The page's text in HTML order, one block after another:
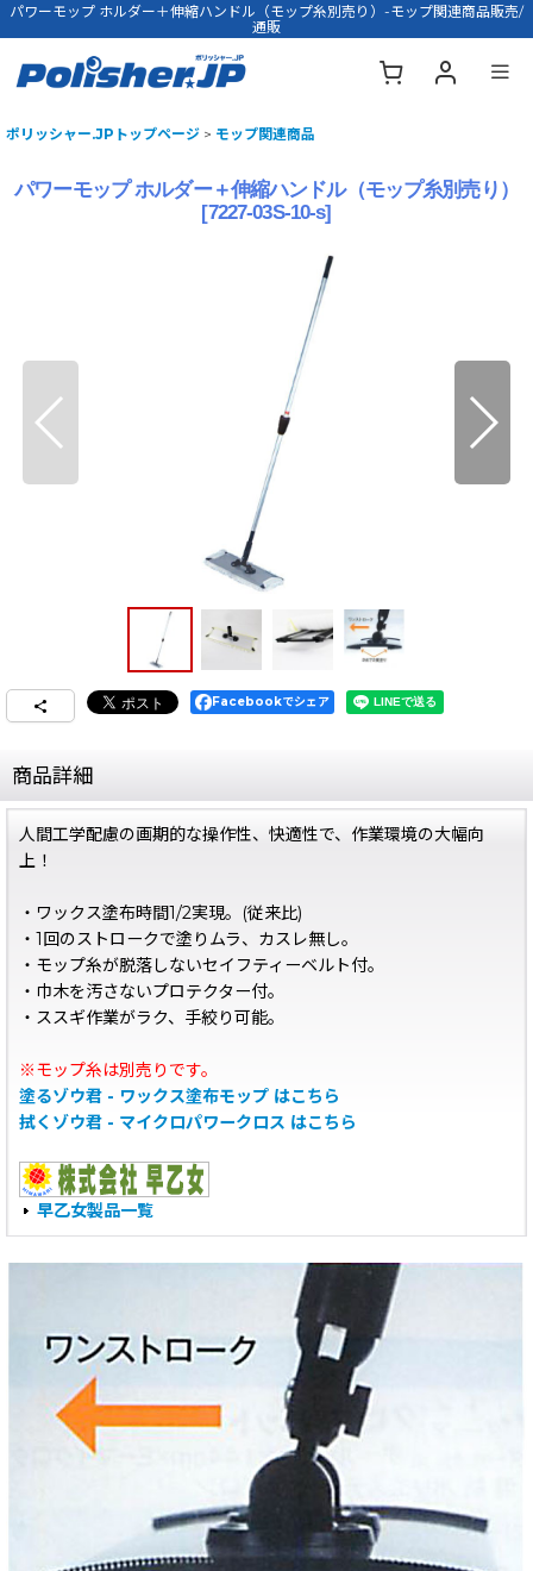
パワーモップ ホルダー＋伸縮ハンドル（モップ糸別売り）-モップ関連商品販売/
通販
ポリッシャー.JPトップページ > モップ関連商品
パワーモップ ホルダー＋伸縮ハンドル（モップ糸別売り）
[7227-03S-10-s]
Facebookでシェア
商品詳細
人間工学配慮の画期的な操作性、快適性で、作業環境の大幅向
上！
・ワックス塗布時間1/2実現。(従来比)
・1回のストロークで塗りムラ、カスレ無し。
・モップ糸が脱落しないセイフティーベルト付。
・巾木を汚さないプロテクター付。
・ススギ作業がラク、手絞り可能。
※モップ糸は別売りです。
塗るゾウ君 - ワックス塗布モップ はこちら
拭くゾウ君 - マイクロパワークロス はこちら
早乙女製品一覧